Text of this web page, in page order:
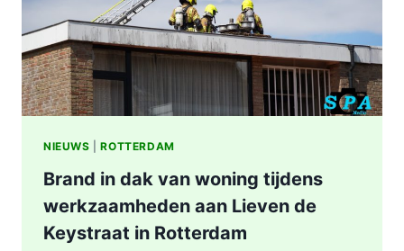
ROTTERDAM
NIEUWS |ROTTERDAM
Brand in dak van woning tijdens
werkzaamheden aan Lieven de
Keystraat in Rotterdam